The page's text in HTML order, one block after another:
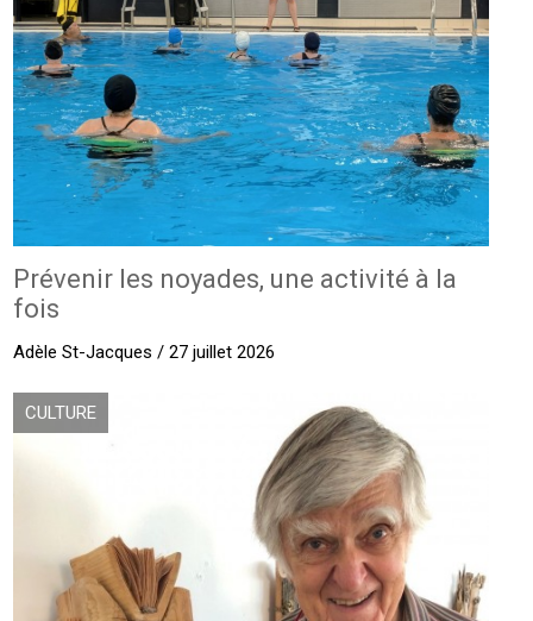
Prévenir les noyades, une activité à la
fois
Adèle St-Jacques / 27 juillet 2026
CULTURE